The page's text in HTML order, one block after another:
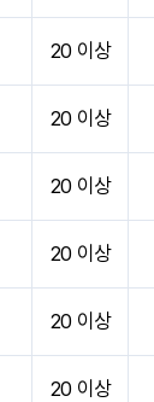
20 이상
20 이상
20 이상
20 이상
20 이상
20 이상